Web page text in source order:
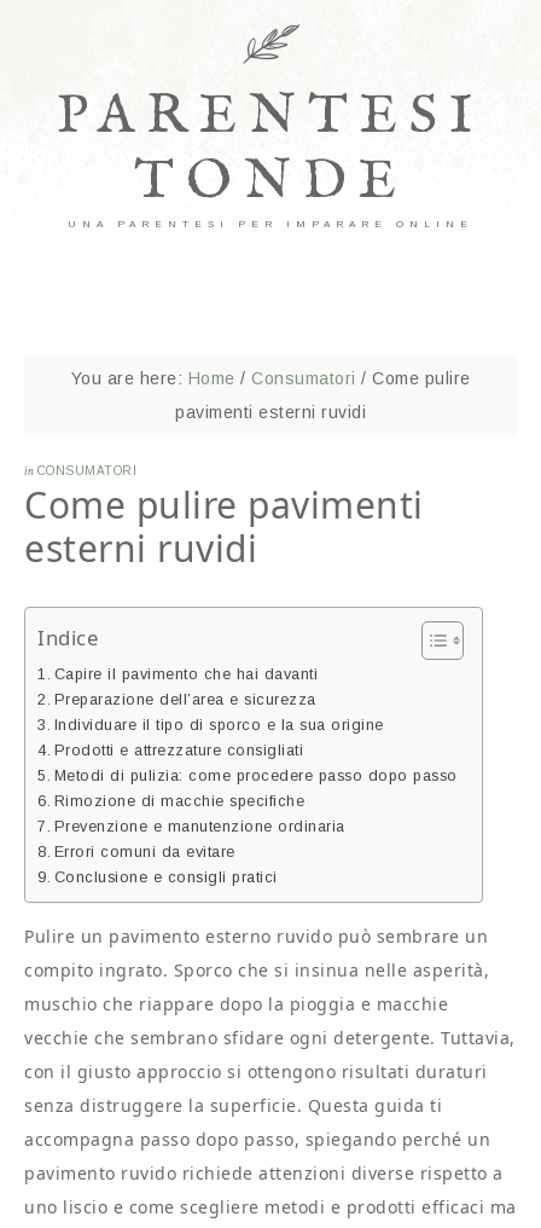
PARENTESI
TONDE
UNA PARENTESI PER IMPARARE ONLINE
You are here: Home / Consumatori / Come pulire
pavimenti esterni ruvidi​
in CONSUMATORI
Come pulire pavimenti
esterni ruvidi​
Indice
Capire il pavimento che hai davanti
Preparazione dell’area e sicurezza
Individuare il tipo di sporco e la sua origine
Prodotti e attrezzature consigliati
Metodi di pulizia: come procedere passo dopo passo
Rimozione di macchie specifiche
Prevenzione e manutenzione ordinaria
Errori comuni da evitare
Conclusione e consigli pratici
Pulire un pavimento esterno ruvido può sembrare un
compito ingrato. Sporco che si insinua nelle asperità,
muschio che riappare dopo la pioggia e macchie
vecchie che sembrano sfidare ogni detergente. Tuttavia,
con il giusto approccio si ottengono risultati duraturi
senza distruggere la superficie. Questa guida ti
accompagna passo dopo passo, spiegando perché un
pavimento ruvido richiede attenzioni diverse rispetto a
uno liscio e come scegliere metodi e prodotti efficaci ma